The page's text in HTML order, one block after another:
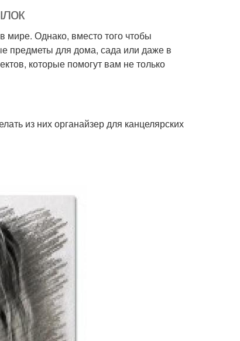
мире. Однако, вместо того чтобы
предметы для дома, сада или даже в
которые помогут вам не только
из них органайзер для канцелярских